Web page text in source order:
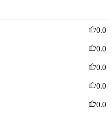
0.0
0.0
0.0
0.0
0.0